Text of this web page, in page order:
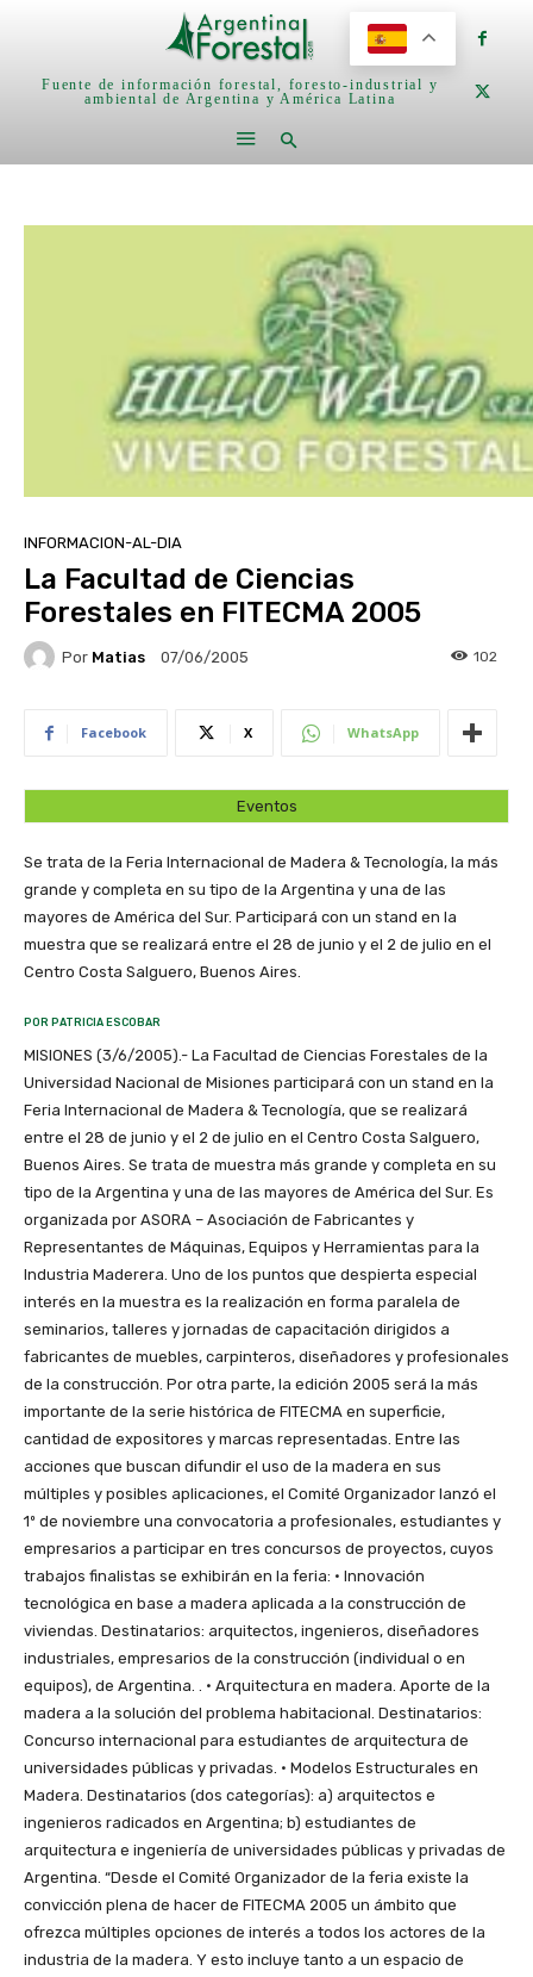
Fuente de información forestal, foresto-industrial y
ambiental de Argentina y América Latina
INFORMACION-AL-DIA
La Facultad de Ciencias
Forestales en FITECMA 2005
Por Matias 07/06/2005 102
Facebook X WhatsApp
Eventos
Se trata de la Feria Internacional de Madera & Tecnología, la más
grande y completa en su tipo de la Argentina y una de las
mayores de América del Sur. Participará con un stand en la
muestra que se realizará entre el 28 de junio y el 2 de julio en el
Centro Costa Salguero, Buenos Aires.
POR PATRICIA ESCOBAR
MISIONES (3/6/2005).- La Facultad de Ciencias Forestales de la
Universidad Nacional de Misiones participará con un stand en la
Feria Internacional de Madera & Tecnología, que se realizará
entre el 28 de junio y el 2 de julio en el Centro Costa Salguero,
Buenos Aires. Se trata de muestra más grande y completa en su
tipo de la Argentina y una de las mayores de América del Sur. Es
organizada por ASORA – Asociación de Fabricantes y
Representantes de Máquinas, Equipos y Herramientas para la
Industria Maderera. Uno de los puntos que despierta especial
interés en la muestra es la realización en forma paralela de
seminarios, talleres y jornadas de capacitación dirigidos a
fabricantes de muebles, carpinteros, diseñadores y profesionales
de la construcción. Por otra parte, la edición 2005 será la más
importante de la serie histórica de FITECMA en superficie,
cantidad de expositores y marcas representadas. Entre las
acciones que buscan difundir el uso de la madera en sus
múltiples y posibles aplicaciones, el Comité Organizador lanzó el
1º de noviembre una convocatoria a profesionales, estudiantes y
empresarios a participar en tres concursos de proyectos, cuyos
trabajos finalistas se exhibirán en la feria: • Innovación
tecnológica en base a madera aplicada a la construcción de
viviendas. Destinatarios: arquitectos, ingenieros, diseñadores
industriales, empresarios de la construcción (individual o en
equipos), de Argentina. . • Arquitectura en madera. Aporte de la
madera a la solución del problema habitacional. Destinatarios:
Concurso internacional para estudiantes de arquitectura de
universidades públicas y privadas. • Modelos Estructurales en
Madera. Destinatarios (dos categorías): a) arquitectos e
ingenieros radicados en Argentina; b) estudiantes de
arquitectura e ingeniería de universidades públicas y privadas de
Argentina. “Desde el Comité Organizador de la feria existe la
convicción plena de hacer de FITECMA 2005 un ámbito que
ofrezca múltiples opciones de interés a todos los actores de la
industria de la madera. Y esto incluye tanto a un espacio de